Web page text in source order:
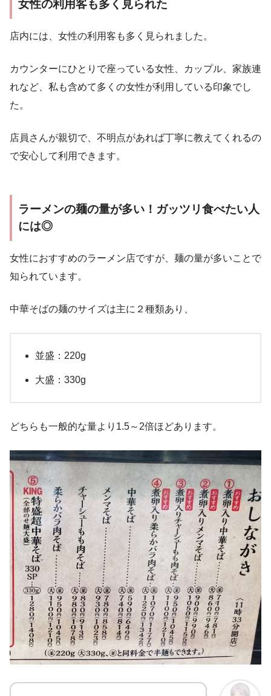
女性の利用客も多く見られた
店内には、女性の利用客も多く見られました。
カウンターにひとりで座っている女性、カップル、家族連
れなど、私も含めて多くの女性が利用している印象でし
た。
店員さんが親切で、不明点があれば丁寧に教えてくれるの
で安心して利用できます。
ラーメンの麺の量が多い！ガッツリ食べたい人
には◎
女性におすすめのラーメン店ですが、麺の量が多いことで
知られています。
中華そばの麺のサイズは主に２種類あり、
並盛：220g
大盛：330g
どちらも一般的な量より1.5～2倍ほどあります。